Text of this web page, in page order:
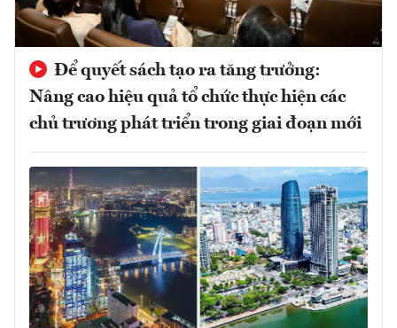
Để quyết sách tạo ra tăng trưởng:
Nâng cao hiệu quả tổ chức thực hiện các
chủ trương phát triển trong giai đoạn mới